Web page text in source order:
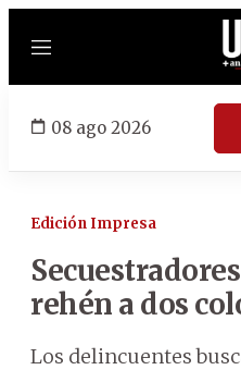
Menú
08 ago 2026
Edición Impresa
rehén a dos
Los delincuentes